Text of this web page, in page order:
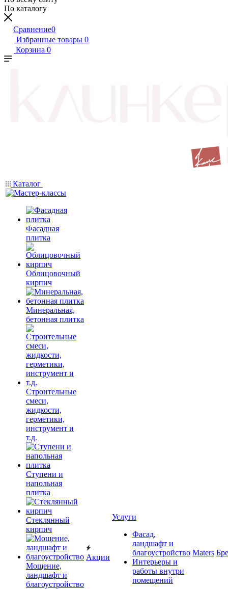
По каталогу
Сравнение0
Избранные товары 0
Корзина 0
Каталог
Фасадная
плитка
Облицовочный
кирпич
Минеральная,
бетонная плитка
Строительные
смеси,
жидкости,
герметики,
инструмент и
т.д.
Ступени и
напольная
плитка
Cтеклянный
кирпич
Мощение,
ландшафт и
благоустройство
Акции
Услуги
Фасад,
ландшафт и
благоустройство
Интерьеры и
работы внутри
помещений
Maters